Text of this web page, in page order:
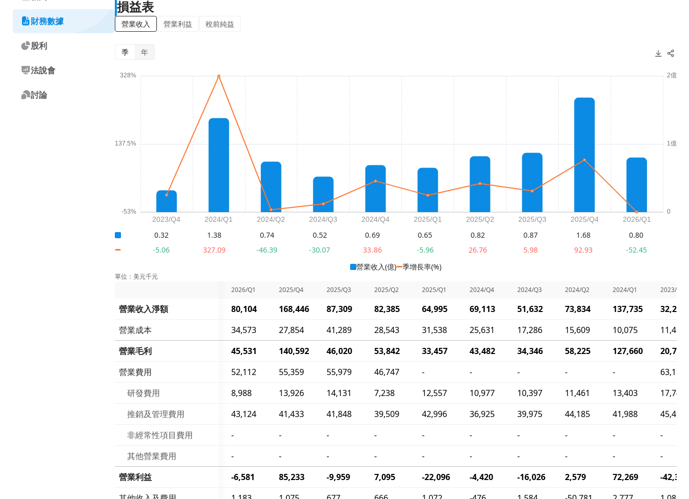
財務數據
股利
法說會
討論
損益表
營業收入 營業利益 稅前純益
季 年
0.32 1.38 0.74 0.52 0.69 0.65 0.82 0.87 1.68
0.80
-5.06
327.09 -46.39 -30.07 33.86 -5.96 26.76 5.98 92.93
-52.45
營業收入(億)
季增長率(%)
單位：美元千元
2026/Q1
2025/Q4 2025/Q3 2025/Q2 2025/Q1 2024/Q4 2024/Q3 2024/Q2 2024/Q1 2023/Q4
營業收入淨額 80,104 168,446 87,309 82,385 64,995 69,113 51,632 73,834 137,735
32,250
營業成本
34,573 27,854 41,289 28,543 31,538 25,631 17,286 15,609 10,075
11,452
營業毛利
45,531 140,592 46,020 53,842 33,457 43,482 34,346 58,225 127,660
20,798
營業費用
52,112 55,359 55,979 46,747 - - - - -
63,165
研發費用
8,988 13,926 14,131 7,238 12,557 10,977 10,397 11,461 13,403
17,742
推銷及管理費用
43,124 41,433 41,848 39,509 42,996 36,925 39,975 44,185 41,988
45,423
非經常性項目費用
- - - - - - - - -
-
其他營業費用
- - - - - - - - -
-
營業利益
-6,581 85,233 -9,959 7,095 -22,096 -4,420 -16,026 2,579 72,269
-42,367